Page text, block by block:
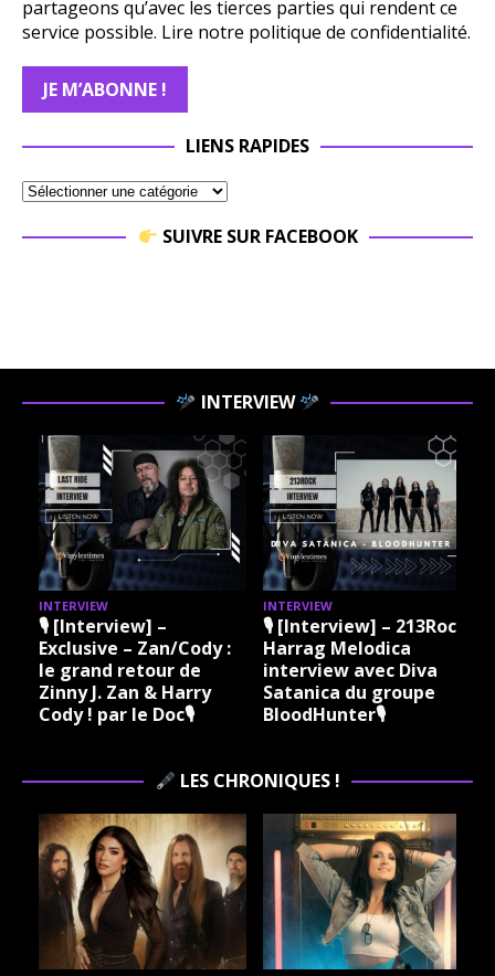
partageons qu’avec les tierces parties qui rendent ce
service possible. Lire notre politique de confidentialité.
LIENS RAPIDES
SUIVRE SUR FACEBOOK
INTERVIEW
INTERVIEW
🎙 [Interview] –
Exclusive – Zan/Cody :
le grand retour de
Zinny J. Zan & Harry
Cody ! par le Doc🎙
INTERVIEW
🎙 [Interview] – 213Rock
Harrag Melodica
interview avec Diva
Satanica du groupe
BloodHunter🎙
LES CHRONIQUES !